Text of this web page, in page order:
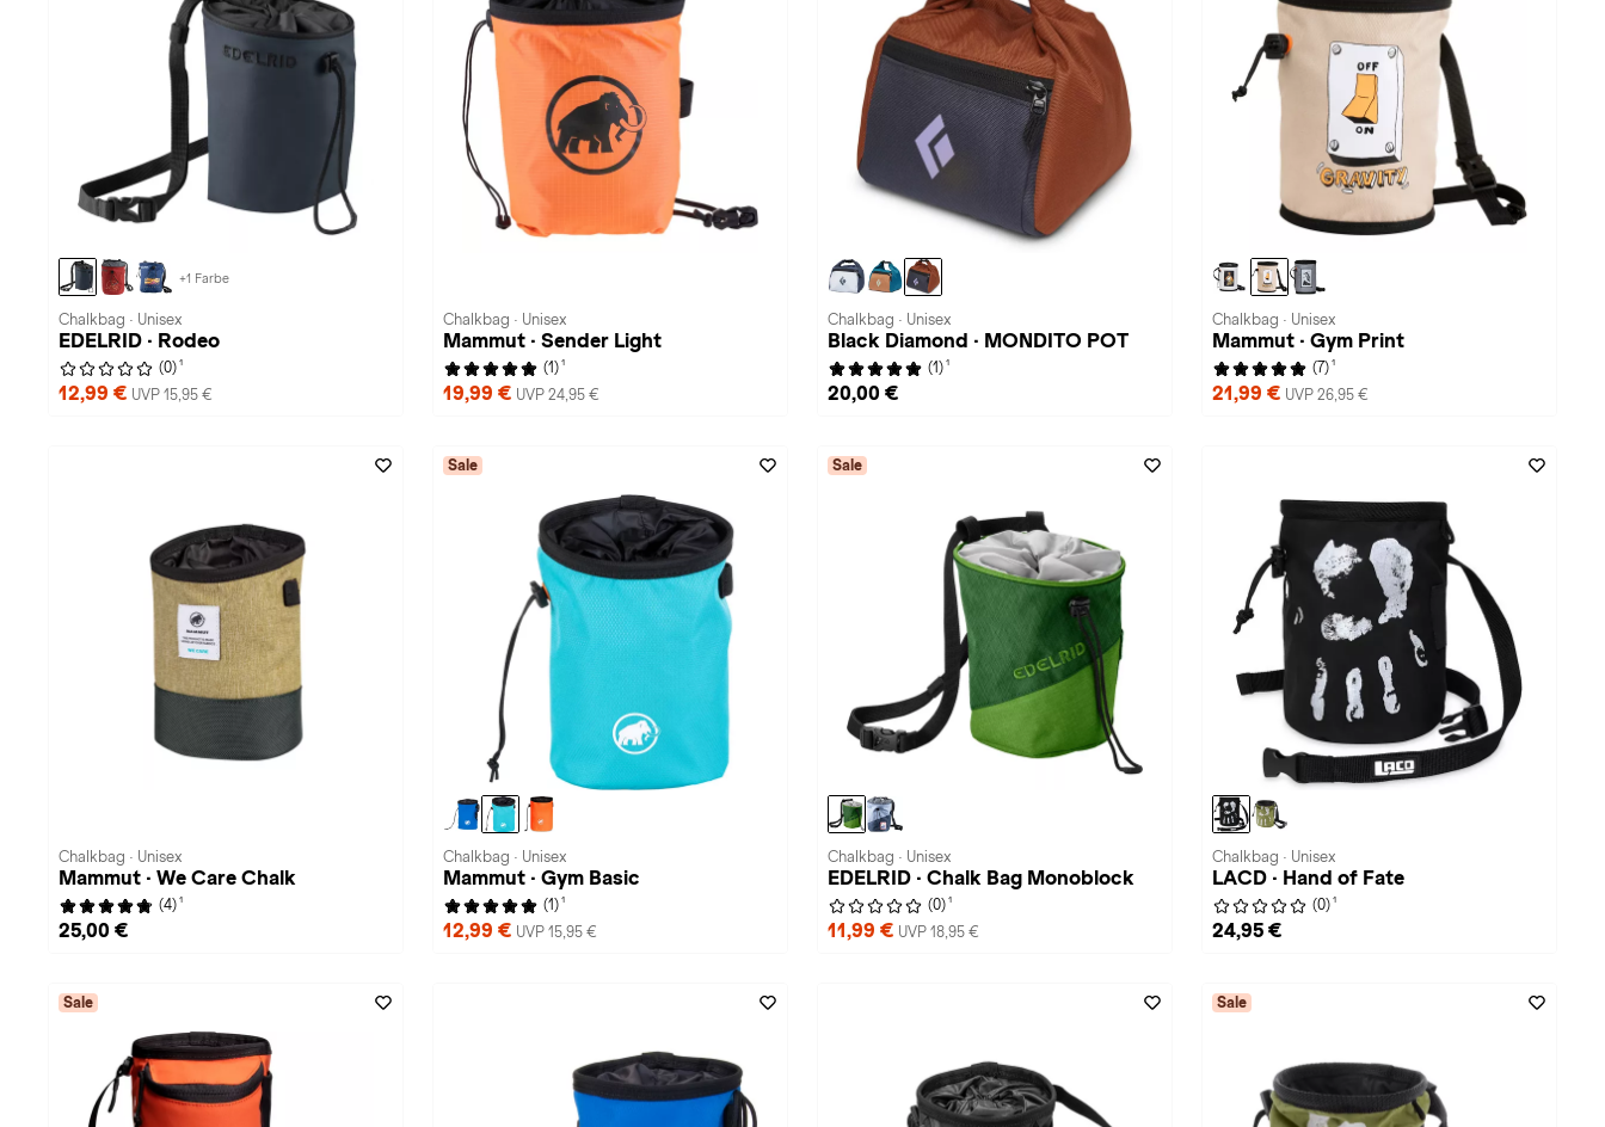
+1 Farbe
Chalkbag · Unisex
EDELRID · Rodeo
(0) 1
12,99 € UVP 15,95 €
Chalkbag · Unisex
Mammut · Sender Light
(1) 1
19,99 € UVP 24,95 €
Chalkbag · Unisex
Black Diamond · MONDITO POT
(1) 1
20,00 €
Chalkbag · Unisex
Mammut · Gym Print
(7) 1
21,99 € UVP 26,95 €
Chalkbag · Unisex
Mammut · We Care Chalk
(4) 1
25,00 €
Sale
Chalkbag · Unisex
Mammut · Gym Basic
(1) 1
12,99 € UVP 15,95 €
Sale
Chalkbag · Unisex
EDELRID · Chalk Bag Monoblock
(0) 1
11,99 € UVP 18,95 €
Chalkbag · Unisex
LACD · Hand of Fate
(0) 1
24,95 €
Sale Sale